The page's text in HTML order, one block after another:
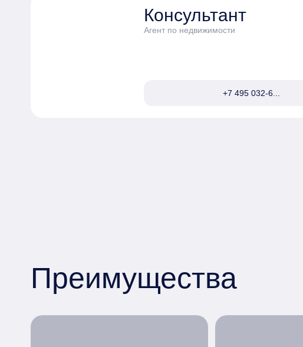
Консультант
Агент по недвижимости
+7 495 032-6...
Преимущества